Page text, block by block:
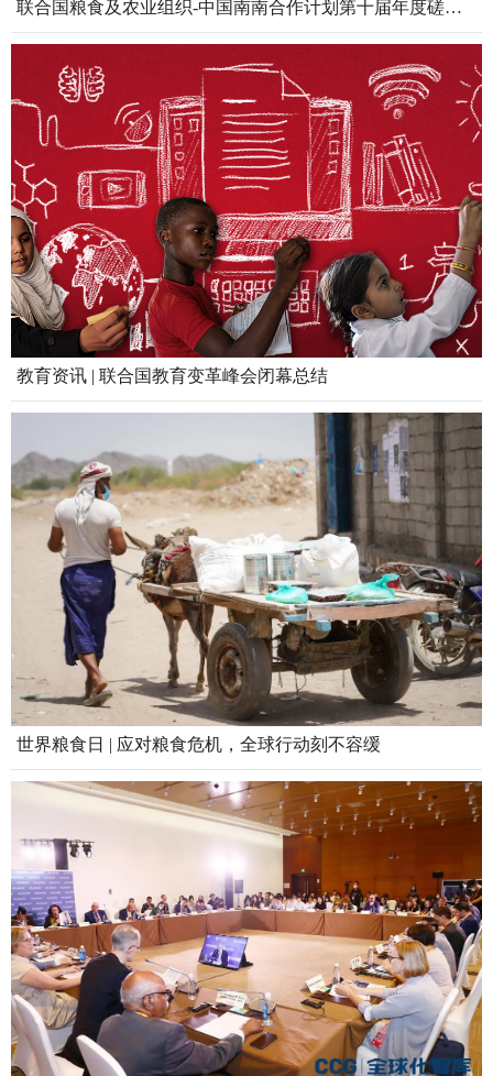
联合国粮食及农业组织-中国南南合作计划第十届年度磋商会成功举行
教育资讯 | 联合国教育变革峰会闭幕总结
世界粮食日 | 应对粮食危机，全球行动刻不容缓